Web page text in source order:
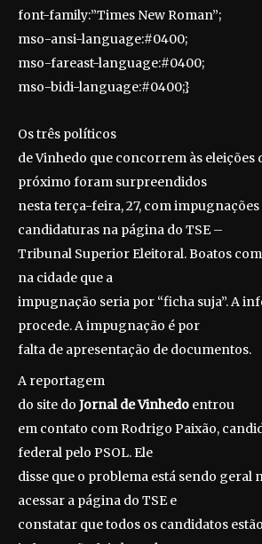
font-family:”Times New Roman”;
mso-ansi-language:#0400;
mso-fareast-language:#0400;
mso-bidi-language:#0400;}
Os três políticos
de Vinhedo que concorrem às eleições
próximo foram surpreendidos
nesta terça-feira, 27, com impugnações
candidaturas na página do TSE –
Tribunal Superior Eleitoral. Boatos
na cidade que a
impugnação seria por “ficha suja”. A
procede. A impugnação é por
falta de apresentação de documentos.
A reportagem
do site do Jornal de Vinhedo entrou
em contato com Rodrigo Paixão,
federal pelo PSOL. Ele
disse que o problema está sendo geral
acessar a página do TSE e
constatar que todos os candidatos